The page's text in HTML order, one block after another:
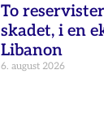
To
skadet, i en
Libanon
6. august 2026